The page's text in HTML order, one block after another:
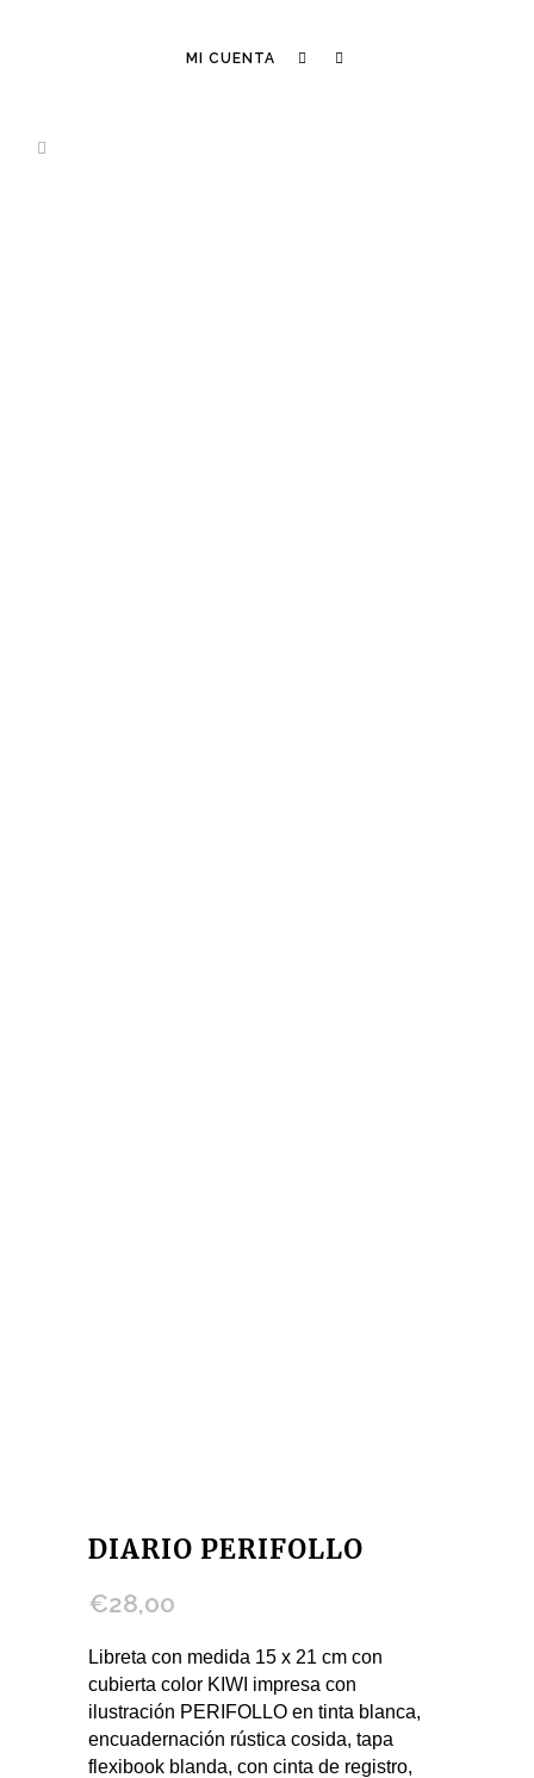
MI CUENTA
DIARIO PERIFOLLO
€28,00
Libreta con medida 15 x 21 cm con
cubierta color KIWI impresa con
ilustración PERIFOLLO en tinta blanca,
encuadernación rústica cosida, tapa
flexibook blanda, con cinta de registro,